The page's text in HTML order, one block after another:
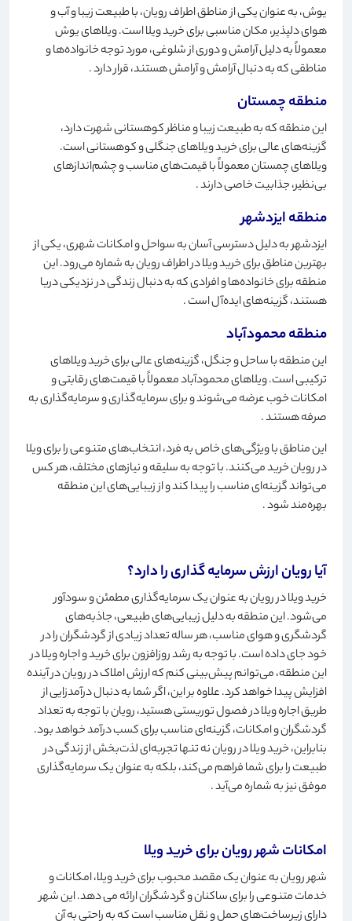
یوش، به عنوان یکی از مناطق اطراف رویان، با طبیعت زیبا و آب و
هوای دلپذیر، مکان مناسبی برای خرید ویلا است. ویلاهای یوش
معمولاً به دلیل آرامش و دوری از شلوغی، مورد توجه خانواده‌ها و
مناطقی که به دنبال آرامش و آرامش هستند، قرار دارد.
منطقه چمستان
این منطقه که به طبیعت زیبا و مناظر کوهستانی شهرت دارد،
گزینه‌های عالی برای خرید ویلاهای جنگلی و کوهستانی است.
ویلاهای چمستان معمولاً با قیمت‌های مناسب و چشم‌اندازهای
بی‌نظیر، جذابیت خاصی دارند.
منطقه ایزدشهر
ایزدشهر به دلیل دسترسی آسان به سواحل و امکانات شهری، یکی از
بهترین مناطق برای خرید ویلا در اطراف رویان به شماره می‌رود. این
منطقه برای خانواده‌ها و افرادی که به دنبال زندگی در نزدیکی دریا
هستند، گزینه‌های ایده‌آل است.
منطقه محمودآباد
این منطقه با ساحل و جنگل، گزینه‌های عالی برای خرید ویلاهای
ترکیبی است. ویلاهای محمودآباد معمولاً با قیمت‌های رقابتی و
امکانات خوب عرضه می‌شوند و برای سرمایه‌گذاری و سرمایه‌گذاری به
صرفه هستند.
این مناطق با ویژگی‌های خاص به فرد، انتخاب‌های متنوعی را برای ویلا
در رویان خرید می‌کنند. با توجه به سلیقه و نیازهای مختلف، هر کس
می‌تواند گزینه‌ای مناسب را پیدا کند و از زیبایی‌های این منطقه
بهره‌مند شود.
آیا رویان ارزش سرمایه گذاری را دارد؟
خرید ویلا در رویان به عنوان یک سرمایه‌گذاری مطمئن و سودآور
می‌شود. این منطقه به دلیل زیبایی‌های طبیعی، جاذبه‌های
گردشگری و هوای مناسب، هر ساله تعداد زیادی از گردشگران را در
خود جای داده است. با توجه به رشد روزافزون برای خرید و اجاره ویلا در
این منطقه، می‌توانم پیش‌بینی کنم که ارزش املاک در رویان در آینده
افزایش پیدا خواهد کرد. علاوه بر این، اگر شما به دنبال درآمدزایی از
طریق اجاره ویلا در فصول توریستی هستید، رویان با توجه به تعداد
گردشگران و امکانات، گزینه‌ای مناسب برای کسب درآمد خواهد بود.
بنابراین، خرید ویلا در رویان نه تنها تجربه‌ای لذت‌بخش از زندگی در
طبیعت را برای شما فراهم می‌کند، بلکه به عنوان یک سرمایه‌گذاری
موفق نیز به شماره می‌آید.
امکانات شهر رویان برای خرید ویلا
شهر رویان به عنوان یک مقصد محبوب برای خرید ویلا، امکانات و
خدمات متنوعی را برای ساکنان و گردشگران ارائه می دهد. این شهر
دارای زیرساخت‌های حمل و نقل مناسب است که به راحتی به آن